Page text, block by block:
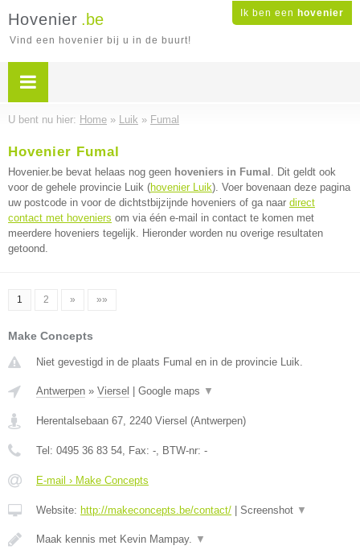
Ik ben een hovenier
Hovenier .be
Vind een hovenier bij u in de buurt!
U bent nu hier: Home » Luik » Fumal
Hovenier Fumal
Hovenier.be bevat helaas nog geen hoveniers in Fumal . Dit geldt ook
voor de gehele provincie Luik (hovenier Luik). Voer bovenaan deze pagina
uw postcode in voor de dichtstbijzijnde hoveniers of ga naar direct
contact met hoveniers om via één e-mail in contact te komen met
meerdere hoveniers tegelijk. Hieronder worden nu overige resultaten
getoond.
1 2 » »»
Make Concepts
Niet gevestigd in de plaats Fumal en in de provincie Luik.
Antwerpen » Viersel Google maps ▼
Herentalsebaan 67, 2240 Viersel (Antwerpen)
Tel: 0495 36 83 54, Fax: -, BTW-nr: -
E-mail › Make Concepts
Website: http://makeconcepts.be/contact/ Screenshot ▼
Maak kennis met Kevin Mampay. ▼